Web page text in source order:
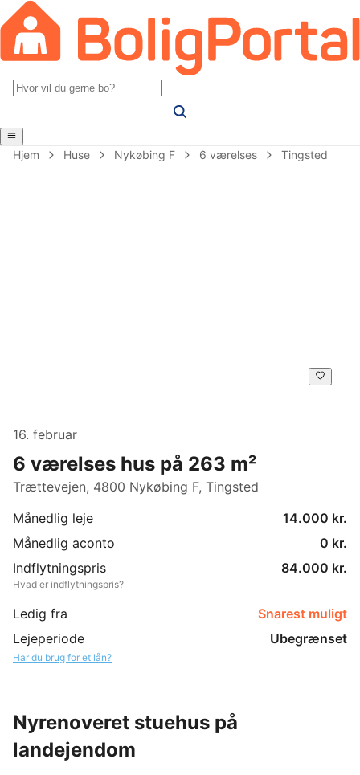
Hjem Huse Nykøbing F 6 værelses Tingsted
16. februar
6 værelses hus på 263 m²
Trættevejen, 4800 Nykøbing F, Tingsted
Månedlig leje
14.000 kr.
Månedlig aconto
0 kr.
Indflytningspris
84.000 kr.
Hvad er indflytningspris?
Ledig fra
Snarest muligt
Lejeperiode
Ubegrænset
Har du brug for et lån?
Nyrenoveret stuehus på
landejendom